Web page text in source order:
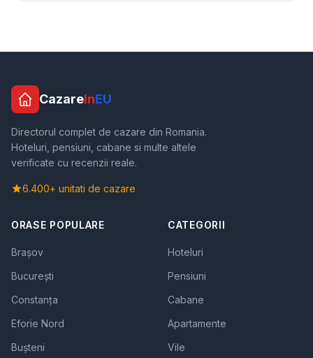
CazareInEU
Directorul complet de cazare din Romania.
Hoteluri, pensiuni, cabane si multe altele
verificate cu recenzii reale.
6.400+ unitati de cazare
ORASE POPULARE
Brașov
București
Constanța
Eforie Nord
Bușteni
CATEGORII
Hoteluri
Pensiuni
Cabane
Apartamente
Vile